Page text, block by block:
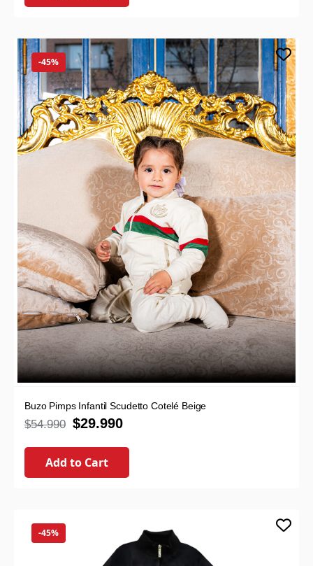
-45%
Buzo Pimps Infantil Scudetto Cotelé Beige
$54.990 $29.990
Add to Cart
-45%